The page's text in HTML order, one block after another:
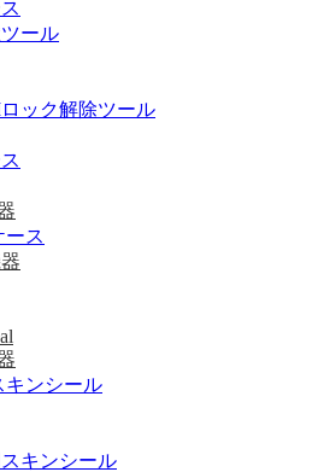
ツール
ロック解除ツール
ース
キンシール
キンシール